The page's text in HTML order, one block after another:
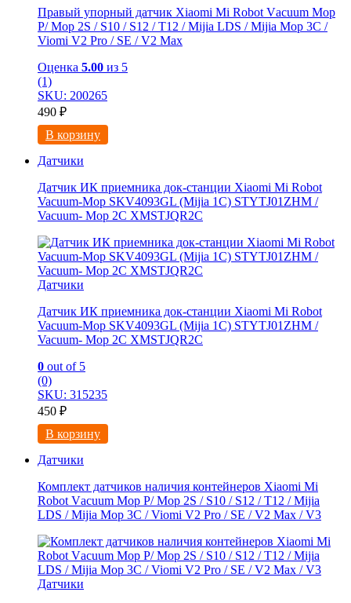
Правый упорный датчик Xiaomi Мi Rоbоt Vаcuum Мoр
Р/ Мop 2S / S10 / S12 / Т12 / Мijiа LDS / Mijia Mop 3C /
Viоmi V2 Рrо / SE / V2 Мaх
Оценка 5.00 из 5
(1)
SKU: 200265
490 ₽
В корзину
Датчики
Датчик ИК приемника док-станции Xiaomi Mi Robot
Vacuum-Mop SKV4093GL (Mijia 1C) STYTJ01ZHM /
Vacuum- Mop 2C XMSTJQR2C
Датчики
Датчик ИК приемника док-станции Xiaomi Mi Robot
Vacuum-Mop SKV4093GL (Mijia 1C) STYTJ01ZHM /
Vacuum- Mop 2C XMSTJQR2C
0 out of 5
(0)
SKU: 315235
450 ₽
В корзину
Датчики
Комплект датчиков наличия контейнеров Xiaomi Mi
Robоt Vасuum Mоp Р/ Mop 2S / S10 / S12 / T12 / Mijia
LDS / Mijiа Мор 3C / Viomi V2 Рro / SE / V2 Mах / V3
Датчики